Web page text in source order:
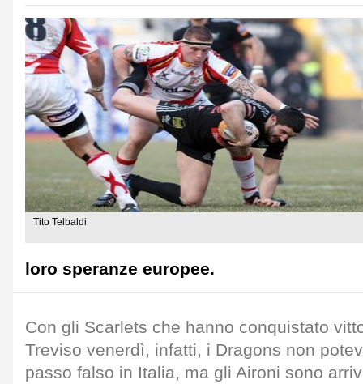
Tito Telbaldi
loro speranze europee.
Con gli Scarlets che hanno conquistato
Treviso venerdì, infatti, i Dragons non
passo falso in Italia, ma gli Aironi sono